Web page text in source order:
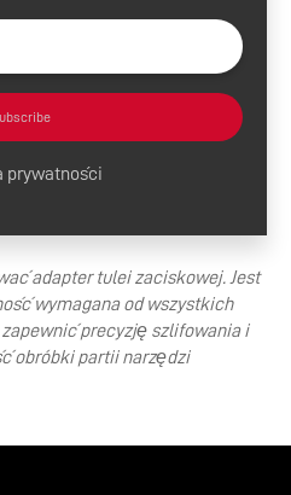
prywatności
adapter tulei zaciskowej. Jest
wymagana od wszystkich
precyzję szlifowania i
obróbki partii narzędzi